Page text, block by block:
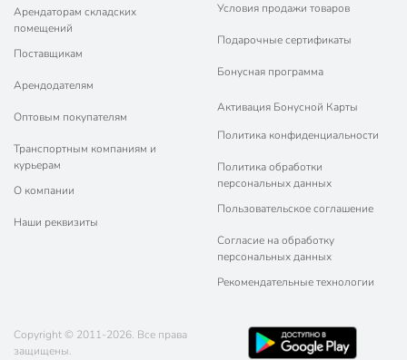
Особенности конструкции
с толстым дном
с ручкой
универсальный
Назначение
для рыбы
для мяса
для яичницы
для омлета
для оладий
для газовых плит
для
стеклокерамических
плит
Арендаторам складских
помещений
Поставщикам
Арендодателям
Оптовым покупателям
Транспортным компаниям и
курьерам
О компании
Наши реквизиты
Условия продажи товаров
Подарочные сертификаты
Бонусная программа
Активация Бонусной Карты
Политика конфиденциальности
Политика обработки
персональных данных
Пользовательское соглашение
Согласие на обработку
персональных данных
Рекомендательные технологии
Copyright © 2011-2026. Все права
защищены.